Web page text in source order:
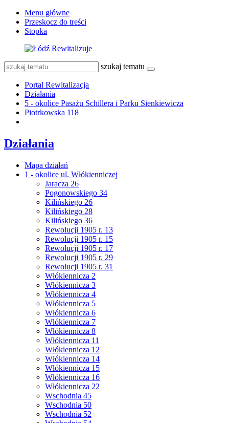
Menu główne
Przeskocz do treści
Stopka
szukaj tematu
Portal Rewitalizacja
Działania
5 - okolice Pasażu Schillera i Parku Sienkiewicza
Piotrkowska 118
Działania
Mapa działań
1 - okolice ul. Włókienniczej
Jaracza 26
Pogonowskiego 34
Kilińskiego 26
Kilińskiego 28
Kilińskiego 36
Rewolucji 1905 r. 13
Rewolucji 1905 r. 15
Rewolucji 1905 r. 17
Rewolucji 1905 r. 29
Rewolucji 1905 r. 31
Włókiennicza 2
Włókiennicza 3
Włókiennicza 4
Włókiennicza 5
Włókiennicza 6
Włókiennicza 7
Włókiennicza 8
Włókiennicza 11
Włókiennicza 12
Włókiennicza 14
Włókiennicza 15
Włókiennicza 16
Włókiennicza 22
Wschodnia 45
Wschodnia 50
Wschodnia 52